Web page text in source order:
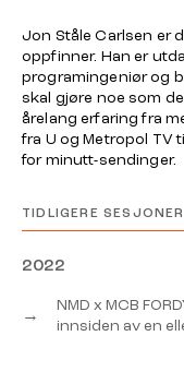
Jon Ståle Carlsen er
oppfinner. Han er
programingeniør og
skal gjøre noe som
årelang erfaring fra
fra U og Metropol TV
for minutt-sendinger.
TIDLIGERE SESJONER
2022
→
NMD x MCB
innsiden av en